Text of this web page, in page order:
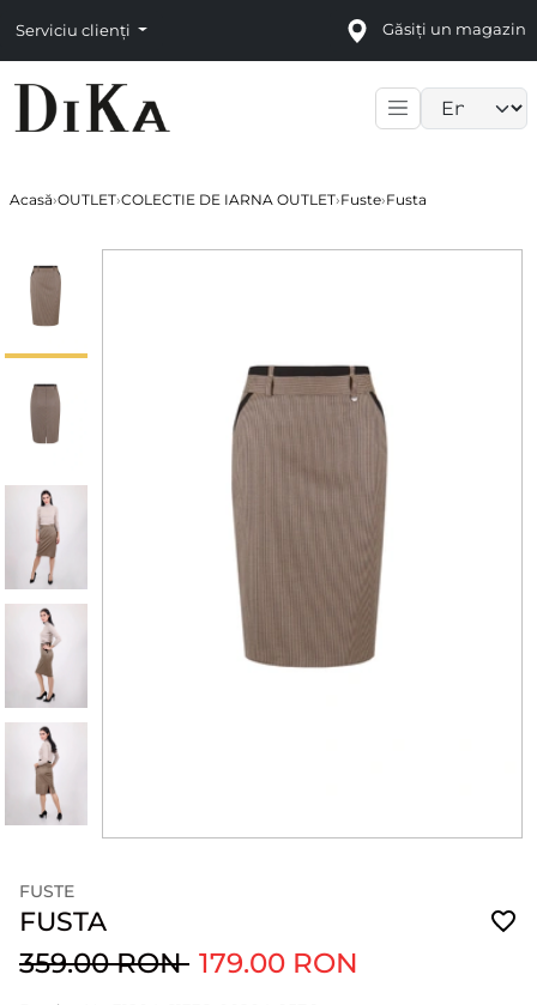
Serviciu clienți Găsiți un magazin
Acasă›OUTLET›COLECTIE DE IARNA OUTLET›Fuste›Fusta
FUSTE
FUSTA
359.00 RON 179.00 RON